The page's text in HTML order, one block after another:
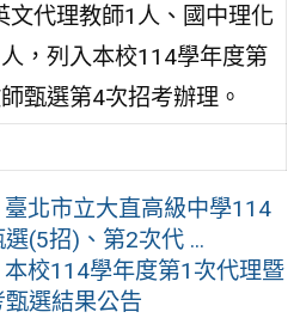
文代理教師1人、國中理化
，列入本校114學年度第
甄選第4次招考辦理。
臺北市立大直高級中學114
(5招)、第2次代 ...
本校114學年度第1次代理暨
選結果公告